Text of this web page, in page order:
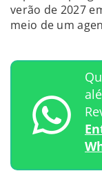
verão de 2027
meio de um